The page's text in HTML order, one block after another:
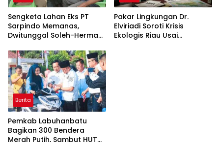
Sengketa Lahan Eks PT
Sarpindo Memanas,
Dwitunggal Soleh-Herman
ke Pulau Rupat
Pakar Lingkungan Dr.
Elviriadi Soroti Krisis
Ekologis Riau Usai
Berita
Pemkab Labuhanbatu
Bagikan 300 Bendera
Merah Putih, Sambut HUT